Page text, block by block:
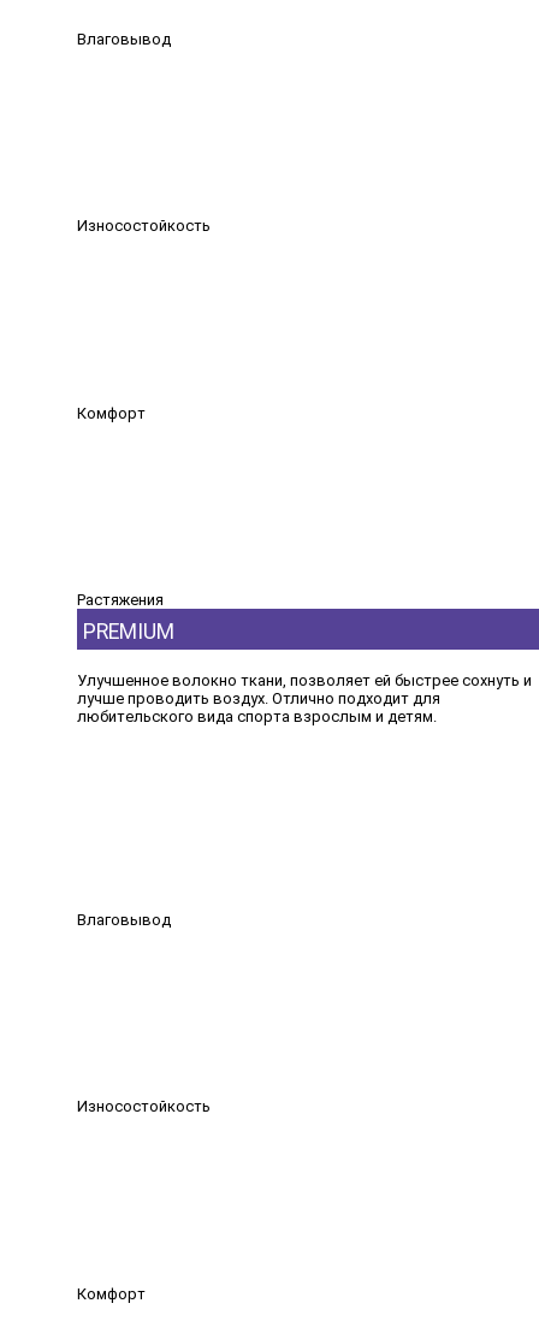
Влаговывод
Износостойкость
Комфорт
Растяжения
PREMIUM
Улучшенное волокно ткани, позволяет ей быстрее сохнуть и
лучше проводить воздух. Отлично подходит для
любительского вида спорта взрослым и детям.
Влаговывод
Износостойкость
Комфорт